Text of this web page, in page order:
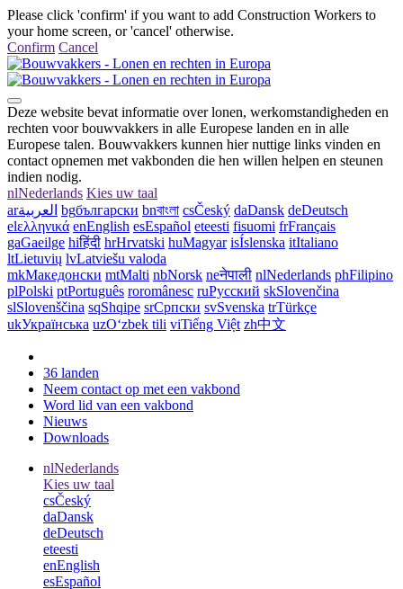
Please click 'confirm' if you want to add Construction Workers to
your home screen, or 'cancel' otherwise.
Confirm Cancel
Deze website bevat informatie over lonen, werkomstandigheden en
rechten voor bouwvakkers in alle Europese landen en in alle
Europese talen. Bouwvakkers kunnen hier nuttige links vinden en
contact opnemen met vakbonden die hen willen helpen en steunen
indien nodig.
nlNederlands Kies uw taal
arالعربية bgбългарски bnবাংলা csČeský daDansk deDeutsch
elελληνικά enEnglish esEspañol eteesti fisuomi frFrançais
gaGaeilge hiहिंदी hrHrvatski huMagyar isÍslenska itItaliano
ltLietuvių lvLatviešu valoda
mkМакедонски mtMalti nbNorsk neनेपाली nlNederlands phFilipino
plPolski ptPortuguês roromânesc ruРусский skSlovenčina
slSlovenščina sqShqipe srСрпски svSvenska trTürkçe
ukУкраїнська uzOʻzbek tili viTiếng Việt zh中文
36 landen
Neem contact op met een vakbond
Word lid van een vakbond
Nieuws
Downloads
nlNederlands
Kies uw taal
csČeský
daDansk
deDeutsch
eteesti
enEnglish
esEspañol